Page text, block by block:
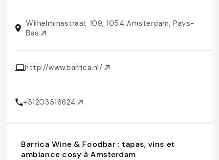
Wilhelminastraat 109, 1054 Amsterdam, Pays-
Bas
http://www.barrica.nl/
+31203316624
Barrica Wine & Foodbar : tapas, vins et
ambiance cosy à Amsterdam